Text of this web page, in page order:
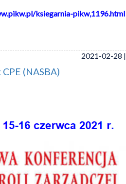
ksiegarnia-pikw,1196.html
2021-02-28 |
(NASBA)